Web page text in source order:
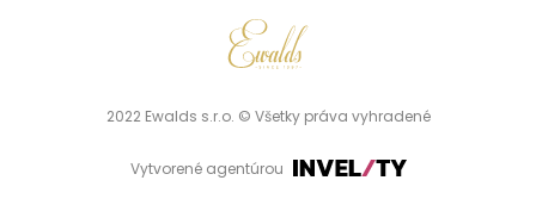
2022 Ewalds s.r.o. © Všetky práva vyhradené
Vytvorené agentúrou